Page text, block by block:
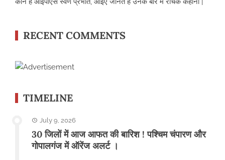
RECENT COMMENTS
TIMELINE
July 9, 2026
30 जिलों में आज आफत की बारिश ! पश्चिम चंपारण और
गोपालगंज में ऑरेंज अलर्ट ।